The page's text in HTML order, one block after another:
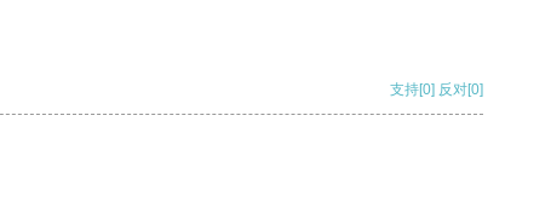
支持[0] 反对[0]